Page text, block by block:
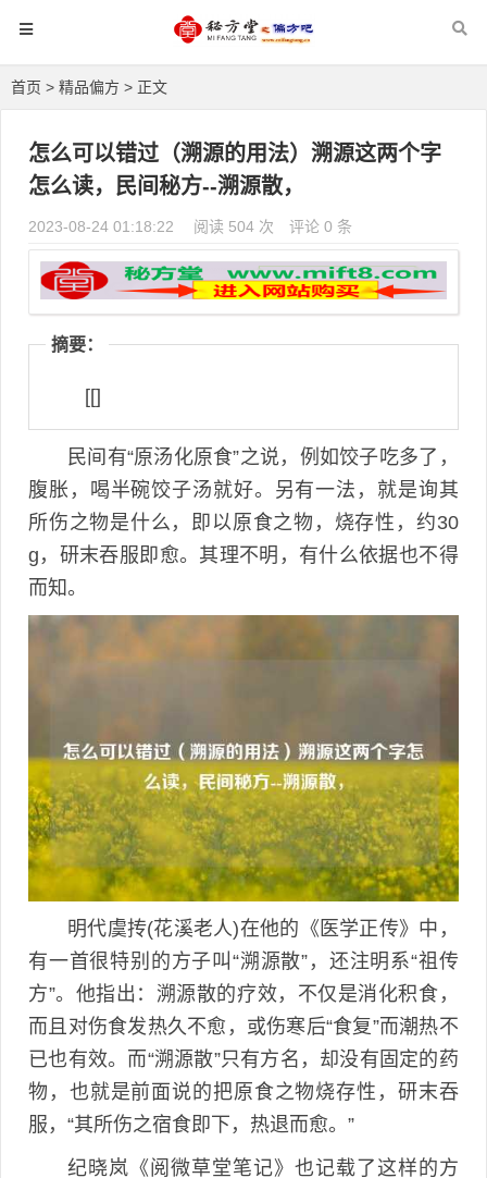
首页 > 精品偏方 > 正文
怎么可以错过（溯源的用法）溯源这两个字
怎么读，民间秘方--溯源散，
2023-08-24 01:18:22 阅读 504 次 评论 0 条
摘要：
[[]
民间有“原汤化原食”之说，例如饺子吃多了，
腹胀，喝半碗饺子汤就好。另有一法，就是询其
所伤之物是什么，即以原食之物，烧存性，约30
g，研末吞服即愈。其理不明，有什么依据也不得
而知。
明代虞抟(花溪老人)在他的《医学正传》中，
有一首很特别的方子叫“溯源散”，还注明系“祖传
方”。他指出：溯源散的疗效，不仅是消化积食，
而且对伤食发热久不愈，或伤寒后“食复”而潮热不
已也有效。而“溯源散”只有方名，却没有固定的药
物，也就是前面说的把原食之物烧存性，研末吞
服，“其所伤之宿食即下，热退而愈。”
纪晓岚《阅微草堂笔记》也记载了这样的方